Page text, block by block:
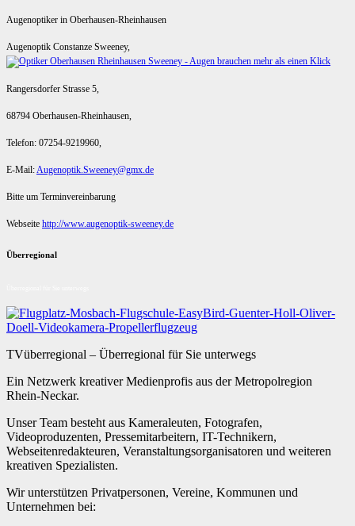
Augenoptiker in Oberhausen-Rheinhausen
Augenoptik Constanze Sweeney,
Rangersdorfer Strasse 5,
68794 Oberhausen-Rheinhausen,
Telefon: 07254-9219960,
E-Mail:Augenoptik.Sweeney@gmx.de
Bitte um Terminvereinbarung
Webseite http://www.augenoptik-sweeney.de
Überregional
TVüberregional – Überregional für Sie unterwegs
Ein Netzwerk kreativer Medienprofis aus der Metropolregion
Rhein-Neckar.
Unser Team besteht aus Kameraleuten, Fotografen,
Videoproduzenten, Pressemitarbeitern, IT-Technikern,
Webseitenredakteuren, Veranstaltungsorganisatoren und weiteren
kreativen Spezialisten.
Wir unterstützen Privatpersonen, Vereine, Kommunen und
Unternehmen bei: